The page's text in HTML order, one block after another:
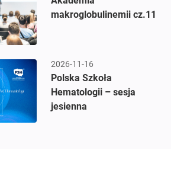
makroglobulinemii cz.11
2026-11-16
Polska Szkoła
Hematologii – sesja
jesienna